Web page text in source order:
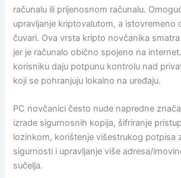
računalu ili prijenosnom računalu.
upravljanje kriptovalutom, a istovremeno
čuvari. Ova vrsta kripto novčanika
jer je računalo obično spojeno na
korisniku daju potpunu kontrolu nad
koji se pohranjuju lokalno na uređaju.
PC novčanici često nude napredne
izrade sigurnosnih kopija, šifriranje
lozinkom, korištenje višestrukog potpisa
sigurnosti i upravljanje više adresa/
sučelja.